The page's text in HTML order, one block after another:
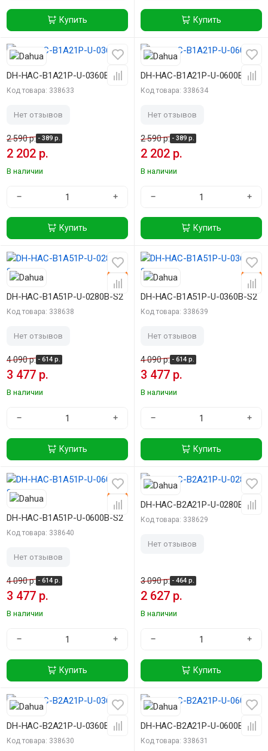
Купить Купить
-15%
DH-HAC-B1A21P-U-0360B
Код товара: 338633
Нет отзывов
2 590 р. - 389 р.
2 202 р.
В наличии
− +
Купить
-15%
DH-HAC-B1A21P-U-0600B
Код товара: 338634
Нет отзывов
2 590 р. - 389 р.
2 202 р.
В наличии
− +
Купить
DH-HAC-B1A51P-U-0280B-S2
Код товара: 338638
Нет отзывов
4 090 р. - 614 р.
3 477 р.
В наличии
− +
Купить
DH-HAC-B1A51P-U-0360B-S2
Код товара: 338639
Нет отзывов
4 090 р. - 614 р.
3 477 р.
В наличии
− +
Купить
DH-HAC-B1A51P-U-0600B-S2
Код товара: 338640
Нет отзывов
4 090 р. - 614 р.
3 477 р.
В наличии
− +
Купить
-15%
DH-HAC-B2A21P-U-0280B
Код товара: 338629
Нет отзывов
3 090 р. - 464 р.
2 627 р.
В наличии
− +
Купить
-15%
DH-HAC-B2A21P-U-0360B
Код товара: 338630
-15%
DH-HAC-B2A21P-U-0600B
Код товара: 338631